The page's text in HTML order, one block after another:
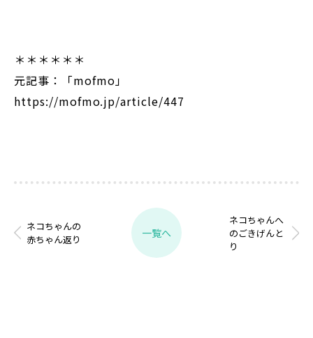
＊＊＊＊＊＊
元記事：「mofmo」
https://mofmo.jp/article/447
ネコちゃんの
赤ちゃん返り
一覧へ
ネコちゃんへ
のごきげんと
り